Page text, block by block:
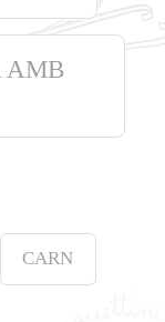
AMB
CARN